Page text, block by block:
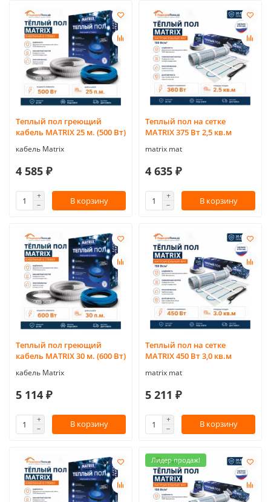
Теплый пол греющий
кабель MATRIX 25 м. (500 Вт)
кабель Matrix
4 585 ₽
В корзину
Теплый пол на сетке
MATRIX 375 Вт 2,5 кв.м
matrix mat
4 635 ₽
В корзину
Теплый пол греющий
кабель MATRIX 30 м. (600 Вт)
кабель Matrix
5 114 ₽
В корзину
Теплый пол на сетке
MATRIX 450 Вт 3,0 кв.м
matrix mat
5 211 ₽
В корзину
Лидер продаж!